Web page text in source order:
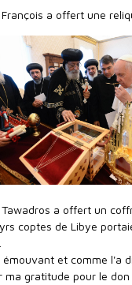
a offert une
a offert un
coptes de Libye
et comme l'a
ma gratitude pour le